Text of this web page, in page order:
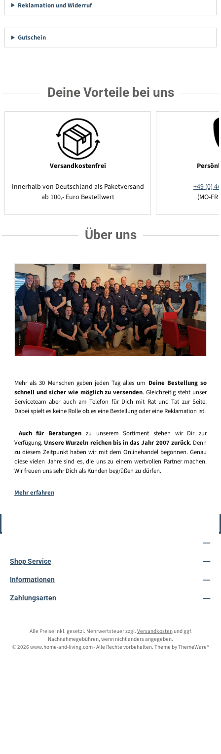
Reklamation und Widerruf
Gutschein
Deine Vorteile bei uns
Versandkostenfrei
Innerhalb von Deutschland als Paketversand
ab 100,- Euro Bestellwert
+49 (0)
(MO-
Über uns
Mehr als 30 Menschen geben jeden Tag alles um Deine Bestellung so
schnell und sicher wie möglich zu versenden. Gleichzeitig steht unser
Serviceteam aber auch am Telefon für Dich mit Rat und Tat zur Seite.
Dabei spielt es keine Rolle ob es eine Bestellung oder eine Reklamation ist.
Auch für Beratungen zu unserem Sortiment stehen wir Dir zur
Verfügung. Unsere Wurzeln reichen bis in das Jahr 2007 zurück. Denn
zu diesem Zeitpunkt haben wir mit dem Onlinehandel begonnen. Genau
diese vielen Jahre sind es, die uns zu einem wertvollen Partner machen.
Wir freuen uns sehr Dich als Kunden begrüßen zu dürfen.
Mehr erfahren
Shop Service
Informationen
Zahlungsarten
Alle Preise inkl. gesetzl. Mehrwertsteuer zzgl. Versandkostenund ggf.
Nachnahmegebühren, wenn nicht anders angegeben.
© 2026 www.home-and-living.com - Alle Rechte vorbehalten. Theme byThemeWare®